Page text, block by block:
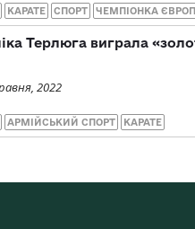
КАРАТЕ СПОРТ ЧЕМПІОНКА
Терлюга виграла
2022
АРМІЙСЬКИЙ СПОРТ КАРАТЕ